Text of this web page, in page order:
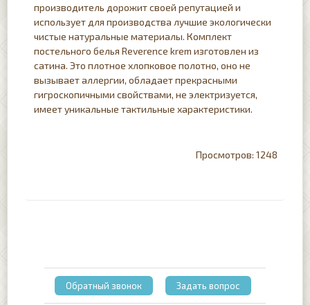
производитель дорожит своей репутацией и
использует для производства лучшие экологически
чистые натуральные материалы. Комплект
постельного белья Reverence krem изготовлен из
сатина. Это плотное хлопковое полотно, оно не
вызывает аллергии, обладает прекрасными
гигроскопичными свойствами, не электризуется,
имеет уникальные тактильные характеристики.
1248
Обратный звонок Задать вопрос